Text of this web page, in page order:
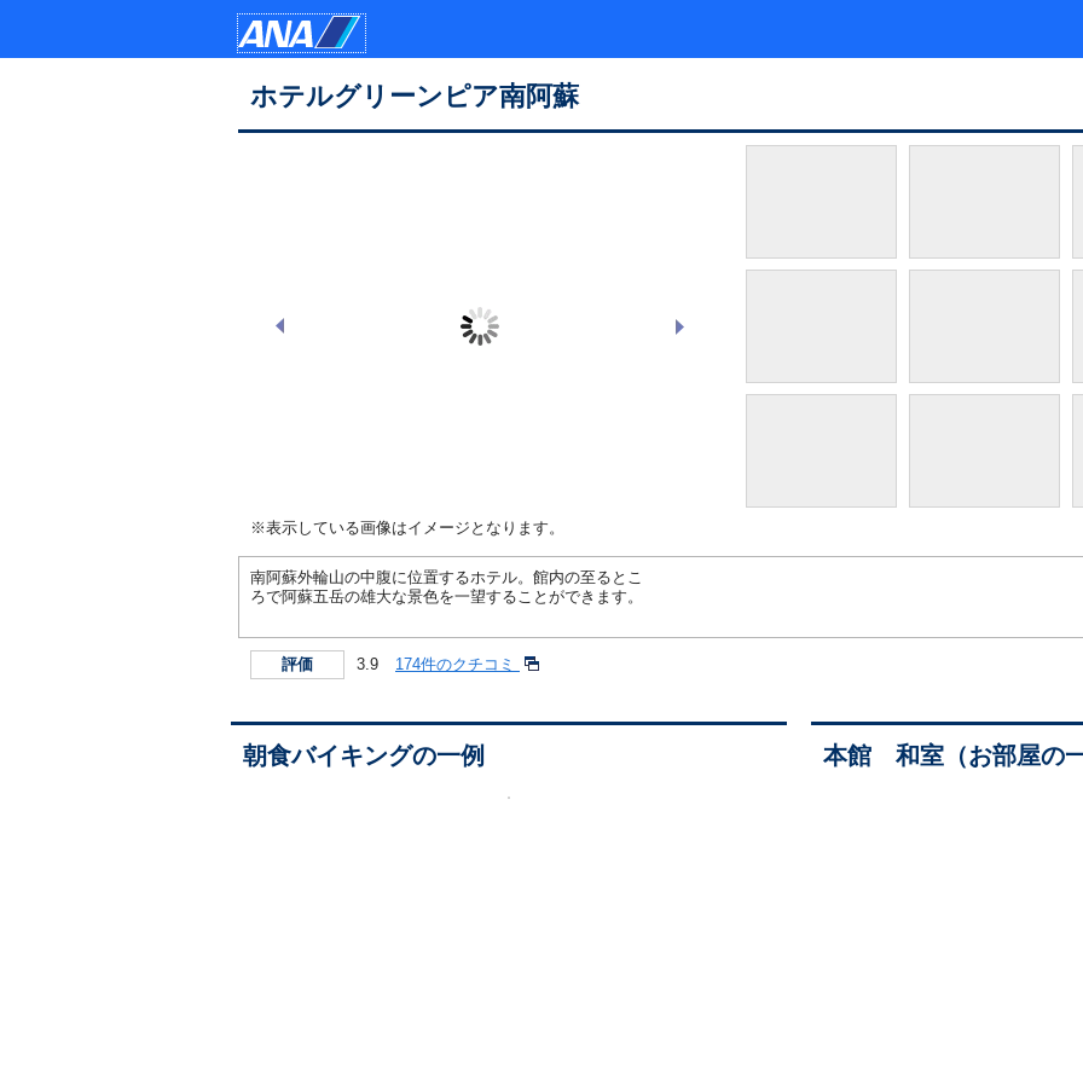
ホテルグリーンピア南阿蘇
※表示している画像はイメージとなります。
南阿蘇外輪山の中腹に位置するホテル。館内の至るとこ
ろで阿蘇五岳の雄大な景色を一望することができます。
評価 3.9 174件のクチコミ
朝食バイキングの一例 本館 和室（お部屋の